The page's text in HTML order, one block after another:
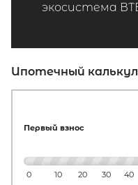
экосистема
Ипотечный